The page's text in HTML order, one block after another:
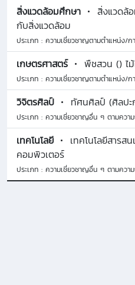
สิ่งแวดล้อมศึกษา
สิ่งแวดล้
กับสิ่งแวดล้อม
ประเภท : ความเชี่ยวชาญตามตำแหน่ง/
เกษตรศาสตร์ พืชสวน () ไ
ประเภท : ความเชี่ยวชาญตามตำแหน่ง/
วิจิตรศิลป์ ทัศนศิลป์ (ศิลปะ
ประเภท : ความเชี่ยวชาญอื่น ๆ ตามควา
เทคโนโลยี
เทคโนโลยีสารส
คอมพิวเตอร์
ประเภท : ความเชี่ยวชาญอื่น ๆ ตามควา